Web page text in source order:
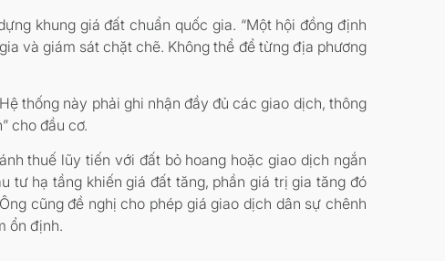
khung giá đất chuẩn quốc gia. “Một hội đồng định
và giám sát chặt chẽ. Không thể để từng địa phương
thống này phải ghi nhận đầy đủ các giao dịch, thông
cho đầu cơ.
thuế lũy tiến với đất bỏ hoang hoặc giao dịch ngắn
tư hạ tầng khiến giá đất tăng, phần giá trị gia tăng đó
cũng đề nghị cho phép giá giao dịch dân sự chênh
ổn định.